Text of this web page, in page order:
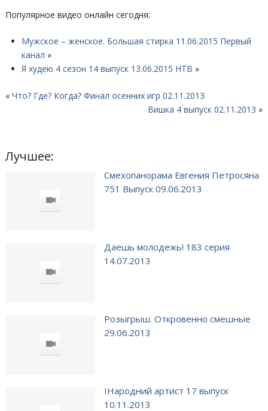
Популярное видео онлайн сегодня:
Мужское – женское. Большая стирка 11.06.2015 Первый
канал »
Я худею 4 сезон 14 выпуск 13.06.2015 НТВ »
« Что? Где? Когда? Финал осенних игр 02.11.2013
Вишка 4 выпуск 02.11.2013 »
Лучшее:
Смехопанорама Евгения Петросяна
751 Выпуск 09.06.2013
Даешь молодежь! 183 серия
14.07.2013
Розыгрыш. Откровенно смешные
29.06.2013
ІНародний артист 17 выпуск
10.11.2013